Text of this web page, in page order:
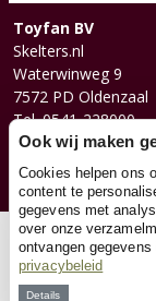
Toyfan BV
Skelters.nl
Waterwinweg 9
7572 PD Oldenzaal
Tel. 0541-228000
Facebook
Instagram
Ook wij maken
Cookies helpen ons
content te
gegevens met
over onze
ontvangen
privacybeleid
Details